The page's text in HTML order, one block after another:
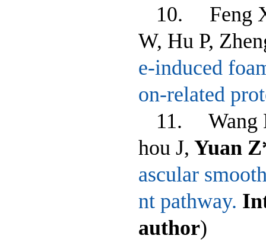
10. Feng
W, Hu P,
e-induced
on-related
11. Wang
hou J, Yuan
ascular
nt pathway.
author)